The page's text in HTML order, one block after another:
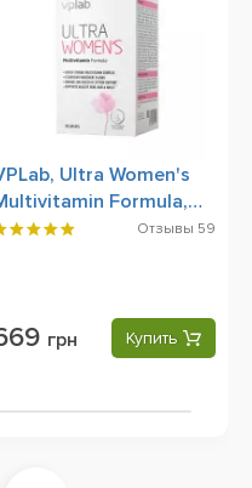
Ultra Women's
Formula,
Caplets
Отзывы 59
грн Купить